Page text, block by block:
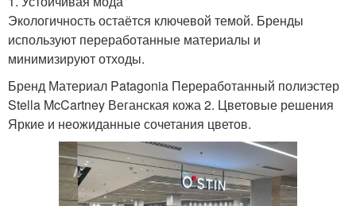
Экологичность остаётся ключевой темой. Бренды
используют переработанные материалы и
минимизируют отходы.
Бренд Материал Patagonia Переработанный полиэстер
Stella McCartney Веганская кожа 2. Цветовые решения
Яркие и неожиданные сочетания цветов.